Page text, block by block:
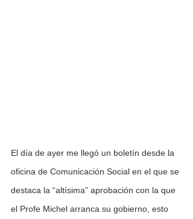
El día de ayer me llegó un boletín desde la
oficina de Comunicación Social en el que se
destaca la “altísima” aprobación con la que
el Profe Michel arranca su gobierno, esto